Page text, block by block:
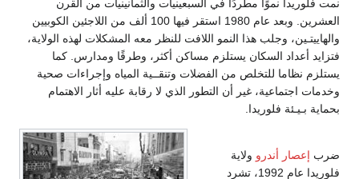
من القرن
وبعد عام 1980 استقر فيها 100 ألف من اللاجئين الكوبيين
المشكلات لهذه الولاية،
ومدارس. كما
وإجراءات صحية
عليه أثار الاهتمام